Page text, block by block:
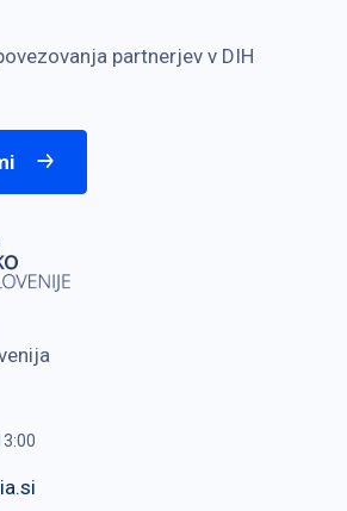
partnerjev v DIH